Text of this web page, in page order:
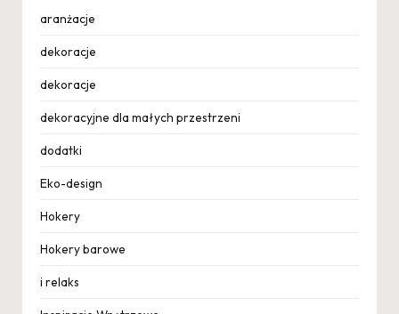
aranżacje
dekoracje
dekoracje
dekoracyjne dla małych przestrzeni
dodatki
Eko-design
Hokery
Hokery barowe
i relaks